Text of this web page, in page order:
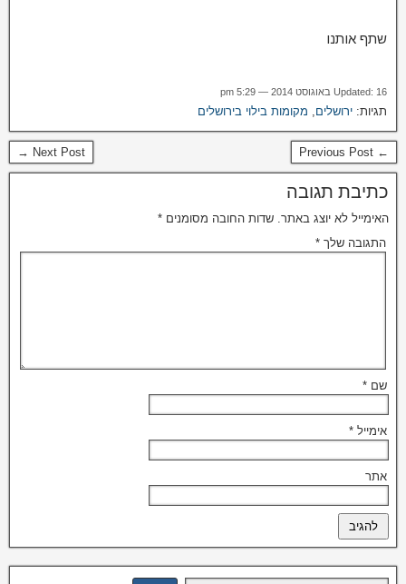
שתף אותנו
Updated: 16 באוגוסט 2014 — 5:29 pm
תגיות: ירושלים, מקומות בילוי בירושלים
← Previous Post
Next Post →
כתיבת תגובה
האימייל לא יוצג באתר. שדות החובה מסומנים *
התגובה שלך *
שם *
אימייל *
אתר